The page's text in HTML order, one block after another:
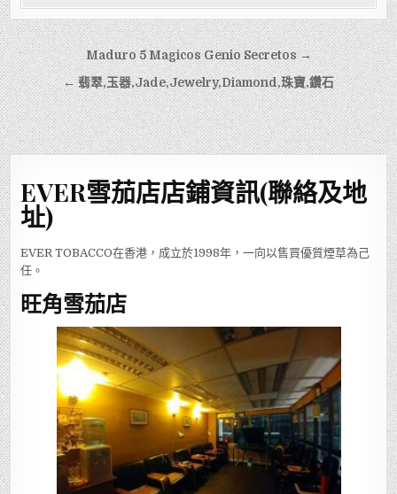
文
章
導
覽
Maduro 5 Magicos Genio Secretos →
← 翡翠,玉器,Jade,Jewelry,Diamond,珠寶,鑽石
EVER雪茄店店鋪資訊(聯絡及地
址)
EVER TOBACCO在香港，成立於1998年，一向以售買優質煙草為己
任。
旺角雪茄店